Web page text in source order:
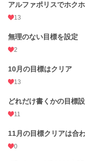
｡o○｡o○ﾟ･*:.｡. .｡.:*･゜○o｡○o｡
が、レジーナブックスさまよ
月戸先生による可愛く美し
清楚系イケオジ辺境伯アレ
クラウディアの物語。
よろしくお願いいたします
｡o○｡o○ﾟ･*:.｡. .｡.:*･゜○o｡○o｡
10,193 位 /
アルファポリスでホク
13
無理のない目標を設定
2
10月の目標はクリア
13
どれだけ書くかの目標
11
11月の目標クリアは合
0